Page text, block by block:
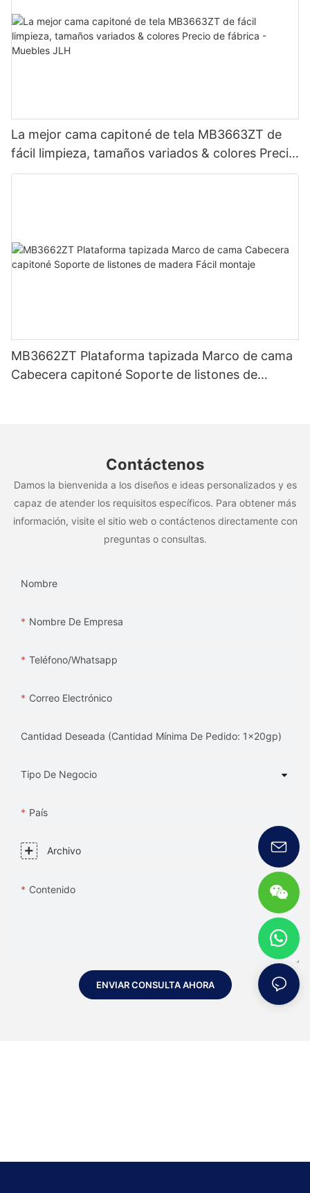
La mejor cama capitoné de tela MB3663ZT de
fácil limpieza, tamaños variados & colores Precio
de fábrica - Muebles JLH
MB3662ZT Plataforma tapizada Marco de cama
Cabecera capitoné Soporte de listones de
Contáctenos
Damos la bienvenida a los diseños e ideas personalizados y es
capaz de atender los requisitos específicos. Para obtener más
información, visite el sitio web o contáctenos directamente con
preguntas o consultas.
Nombre
Nombre De Empresa
Teléfono/whatsapp
Correo Electrónico
Cantidad Deseada (Cantidad Mínima De Pedido: 1x20gp)
Tipo De Negocio
País
Archivo
Contenido
ENVIAR CONSULTA AHORA